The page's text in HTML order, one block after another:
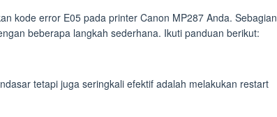
kode error E05 pada printer Canon MP287 Anda. Sebagian
beberapa langkah sederhana. Ikuti panduan berikut:
tetapi juga seringkali efektif adalah melakukan restart